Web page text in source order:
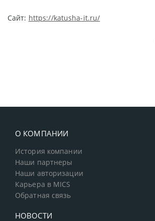
Сайт: https://katusha-it.ru/
О КОМПАНИИ
История компании
Наши партнеры
Наши авторизации
Карьера в MICS
Обратная связь
НОВОСТИ